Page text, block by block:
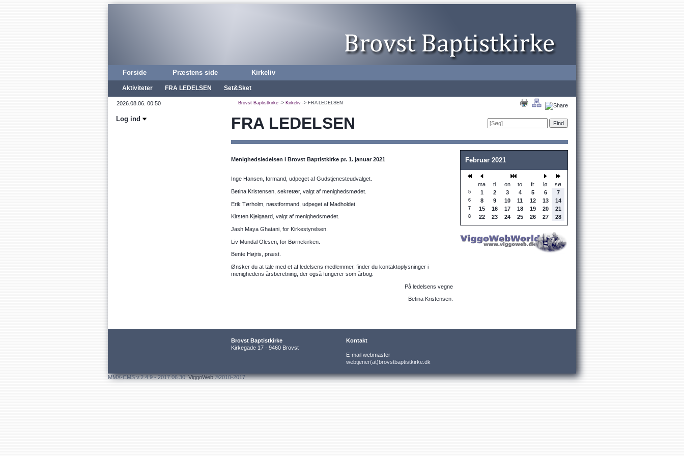
Forside Præstens side Kirkeliv
Aktiviteter FRA LEDELSEN Set&Sket
Brovst Baptistkirke -> Kirkeliv -> FRA LEDELSEN
Log ind FRA LEDELSEN
Menighedsledelsen i Brovst Baptistkirke pr. 1. januar 2021
Inge Hansen, formand, udpeget af Gudstjenesteudvalget.
Betina Kristensen, sekretær, valgt af menighedsmødet.
Erik Tørholm, næstformand, udpeget af Madholdet.
Kirsten Kjelgaard, valgt af menighedsmødet.
Jash Maya Ghatani, for Kirkestyrelsen.
Liv Mundal Olesen, for Børnekirken.
Bente Højris, præst.
Ønsker du at tale med et af ledelsens medlemmer, finder du kontaktoplysninger i
menighedens årsberetning, der også fungerer som årbog.
På ledelsens vegne
Betina Kristensen.
Februar 2021
ma ti on to fr lø sø
5 1 2 3 4 5 6 7
6 8 9 10 11 12 13 14
7 15 16 17 18 19 20 21
8 22 23 24 25 26 27 28
Brovst Baptistkirke
Kirkegade 17 · 9460 Brovst
Kontakt
E-mail webmaster
webtjener(at)brovstbaptistkirke.dk
MMX-CMS v.2.4.9 - 2017.06.30.ViggoWeb©2010-2017